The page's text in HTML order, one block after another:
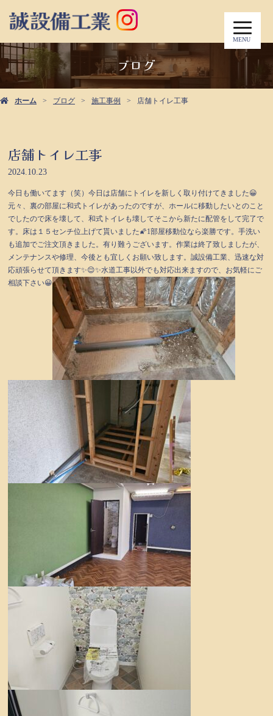
MENU
ブログ
ホーム ブログ 施工事例 店舗トイレ工事
店舗トイレ工事
2024.10.23
今日も働いてます（笑）今日は店舗にトイレを新しく取り付けてきました😀
元々、裏の部屋に和式トイレがあったのですが、ホールに移動したいとのこと
でしたので床を壊して、和式トイレも壊してそこから新たに配管をして完了で
す。床は１５センチ位上げて貰いました🌠1部屋移動位なら楽勝です。手洗い
も追加でご注文頂きました。有り難うございます。作業は終了致しましたが、
メンテナンスや修理、今後とも宜しくお願い致します。誠設備工業、迅速な対
応頑張らせて頂きます✨😌✨水道工事以外でも対応出来ますので、お気軽にご
相談下さい😀